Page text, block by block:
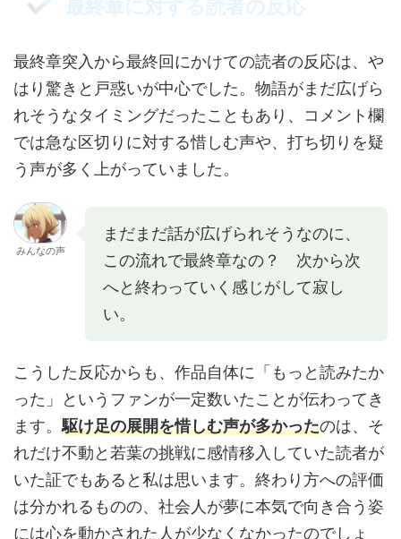
最終章に対する読者の反応
最終章突入から最終回にかけての読者の反応は、や
はり驚きと戸惑いが中心でした。物語がまだ広げら
れそうなタイミングだったこともあり、コメント欄
では急な区切りに対する惜しむ声や、打ち切りを疑
う声が多く上がっていました。
みんなの声
まだまだ話が広げられそうなのに、
この流れで最終章なの？ 次から次
へと終わっていく感じがして寂し
い。
こうした反応からも、作品自体に「もっと読みたか
った」というファンが一定数いたことが伝わってき
ます。駆け足の展開を惜しむ声が多かったのは、そ
れだけ不動と若葉の挑戦に感情移入していた読者が
いた証でもあると私は思います。終わり方への評価
は分かれるものの、社会人が夢に本気で向き合う姿
には心を動かされた人が少なくなかったのでしょ